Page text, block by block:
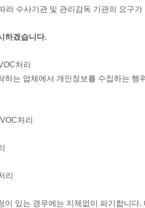
라 수사기관 및 관리감독 기관의 요구가
하겠습니다.
처리
는 업체에서 개인정보를 수집하는 행
처리
리
있는 경우에는 지체없이 파기합니다